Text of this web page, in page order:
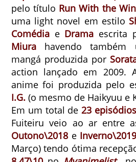
pelo título Run With the
uma light novel em estilo
Comédia e Drama escrita
Miura havendo também
mangá produzida por
action lançado em 2009.
anime foi produzida pelo
I.G. (o mesmo de Haikyuu e
Em um total de23 episódios
Fuiteiru veio ao ar entre
Outono\2018 e Inverno\2019
Março) tendo ótima